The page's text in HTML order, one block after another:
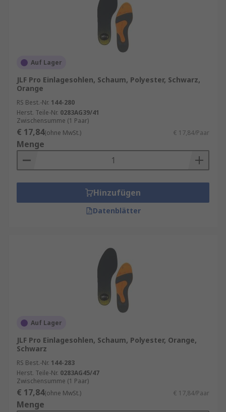
Auf Lager
JLF Pro Einlagesohlen, Schaum, Polyester, Schwarz,
Orange
RS Best.-Nr. 144-280
Herst. Teile-Nr. 0283AG39/41
Zwischensumme (1 Paar)
€ 17,84(ohne MwSt.) € 17,84/Paar
Menge
Hinzufügen
Datenblätter
Auf Lager
JLF Pro Einlagesohlen, Schaum, Polyester, Orange,
Schwarz
RS Best.-Nr. 144-283
Herst. Teile-Nr. 0283AG45/47
Zwischensumme (1 Paar)
€ 17,84(ohne MwSt.) € 17,84/Paar
Menge